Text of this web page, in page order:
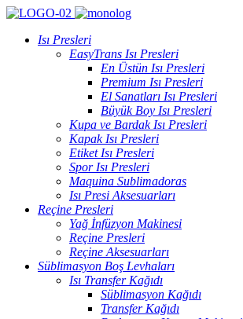
Isı Presleri
EasyTrans Isı Presleri
En Üstün Isı Presleri
Premium Isı Presleri
El Sanatları Isı Presleri
Büyük Boy Isı Presleri
Kupa ve Bardak Isı Presleri
Kapak Isı Presleri
Etiket Isı Presleri
Spor Isı Presleri
Maquina Sublimadoras
Isı Presi Aksesuarları
Reçine Presleri
Yağ İnfüzyon Makinesi
Reçine Presleri
Reçine Aksesuarları
Süblimasyon Boş Levhaları
Isı Transfer Kağıdı
Süblimasyon Kağıdı
Transfer Kağıdı